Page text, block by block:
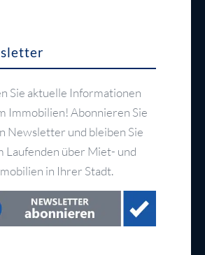
Sie aktuelle Informationen
Immobilien! Abonnieren Sie
Newsletter und bleiben Sie
Laufenden über Miet- und
in Ihrer Stadt.